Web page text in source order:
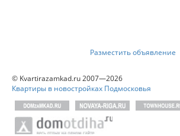
Разместить объявление
© Kvartirazamkad.ru 2007—2026
Квартиры в новостройках Подмосковья